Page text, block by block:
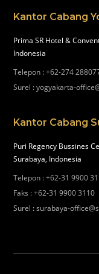
Kantor Cabang
Prima SR Hotel &
Indonesia
Telepon :+62-274
Surel :yogyakarta-
Kantor Cabang
Puri Regency Bussines
Surabaya, Indonesia
Telepon :+62-31 9900
Faks :+62-31 9900 3110
Surel :surabaya-